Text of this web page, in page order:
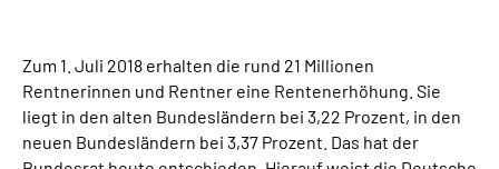
Suche
Language
Zum 1. Juli 2018 erhalten die rund 21 Millionen
Rentnerinnen und Rentner eine Rentenerhöhung. Sie
liegt in den alten Bundesländern bei 3,22 Prozent, in den
neuen Bundesländern bei 3,37 Prozent. Das hat der